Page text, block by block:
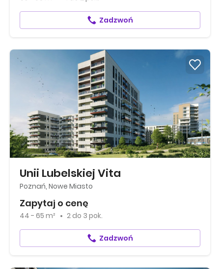
Zadzwoń
Unii Lubelskiej Vita
Poznań, Nowe Miasto
Zapytaj o cenę
44 - 65 m² 2 do 3 pok.
Zadzwoń